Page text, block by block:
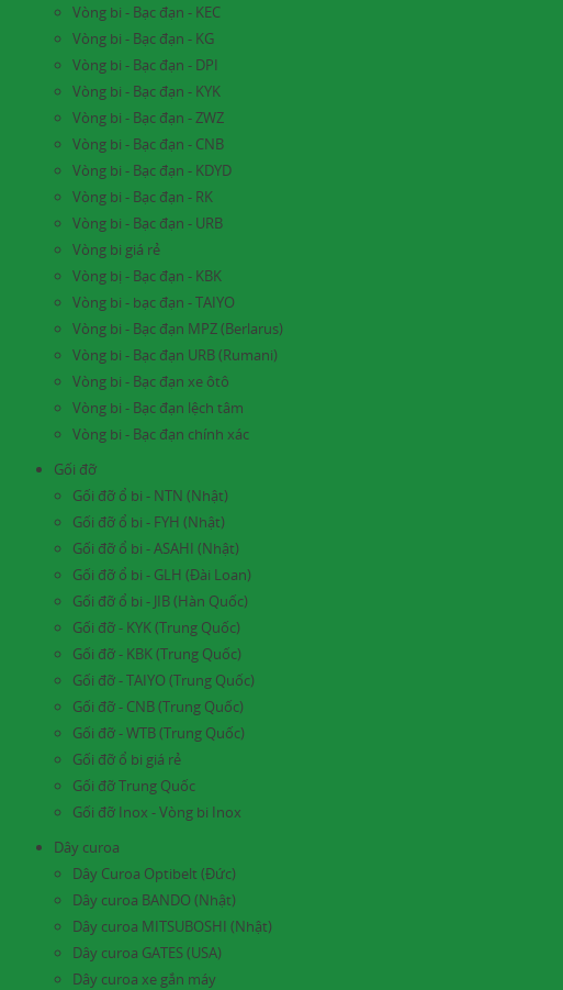
Vòng bi - Bạc đạn - KEC
Vòng bi - Bạc đạn - KG
Vòng bi - Bạc đạn - DPI
Vòng bi - Bạc đạn - KYK
Vòng bi - Bạc đạn - ZWZ
Vòng bi - Bạc đạn - CNB
Vòng bi - Bạc đạn - KDYD
Vòng bi - Bạc đạn - RK
Vòng bi - Bạc đạn - URB
Vòng bi giá rẻ
Vòng bị - Bạc đạn - KBK
Vòng bi - bạc đạn - TAIYO
Vòng bi - Bạc đạn MPZ (Berlarus)
Vòng bi - Bạc đạn URB (Rumani)
Vòng bi - Bạc đạn xe ôtô
Vòng bi - Bạc đạn lệch tâm
Vòng bi - Bạc đạn chính xác
Gối đỡ
Gối đỡ ổ bi - NTN (Nhật)
Gối đỡ ổ bi - FYH (Nhật)
Gối đỡ ổ bi - ASAHI (Nhật)
Gối đỡ ổ bi - GLH (Đài Loan)
Gối đỡ ổ bi - JIB (Hàn Quốc)
Gối đỡ - KYK (Trung Quốc)
Gối đỡ - KBK (Trung Quốc)
Gối đỡ - TAIYO (Trung Quốc)
Gối đỡ - CNB (Trung Quốc)
Gối đỡ - WTB (Trung Quốc)
Gối đỡ ổ bi giá rẻ
Gối đỡ Trung Quốc
Gối đỡ Inox - Vòng bi Inox
Dây curoa
Dây Curoa Optibelt (Đức)
Dây curoa BANDO (Nhật)
Dây curoa MITSUBOSHI (Nhật)
Dây curoa GATES (USA)
Dây curoa xe gắn máy